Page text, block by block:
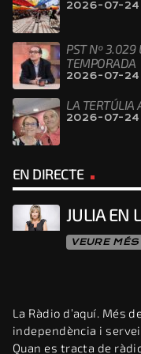
2026-07-24
PST Nº 3.029
TEMPORADA
2026-07-24
LA TERTÚLIA
2026-07-24
EN DIRECTE
JULIA EN
VEURE MÉS
La Ràdio d’aquí. Més
independència i
Quan es tracta de